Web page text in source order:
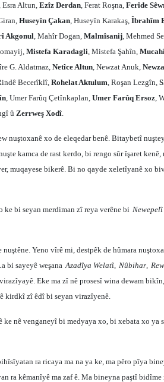
Esra Altun, Ezîz Derdan, Ferat Roşna, Ferîde
Huseyîn Çakan, Huseyîn Karakaş, Îbrahîm
Akgonul, Mahîr Dogan, Malmîsanij, Mehmed
Mistefa Karadagli, Mistefa Şahîn,
G. Aldatmaz, Netîce Altun, Newzat Anuk,
Becerîklî,Rohelat Aktulum, Roşan Lezgîn,
, Umer Farûq Çetînkaplan, Umer Farûq Ersoz,
û Zerrweş Xodî.
nuştoxanê xo de eleqedar benê. Bitaybetî
kamca de rast kerdo, bi rengo sûr îşaret
muqayese bikerê. Bi no qayde xeletîyanê xo
ke bi seyan merdiman zî reya verêne bi Newepelî
nuştêne. Yeno vîrê mi, destpêk de hûmara
bi sayeyê weşana Azadîya Welatî, Nûbihar,
Eke ma zî nê prosesî wina dewam
kirdkî zî êdî bi seyan virazîyenê.
ke nê venganeyî bi medyaya xo, bi xebata xo
ra ricaya ma na ya ke, ma pêro pîya
ra kêmanîyê ma zaf ê. Ma bineyna paştî